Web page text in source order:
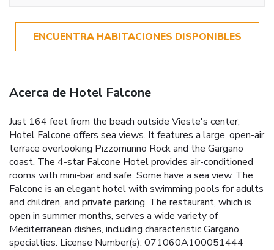
ENCUENTRA HABITACIONES DISPONIBLES
Acerca de Hotel Falcone
Just 164 feet from the beach outside Vieste's center,
Hotel Falcone offers sea views. It features a large, open-air
terrace overlooking Pizzomunno Rock and the Gargano
coast. The 4-star Falcone Hotel provides air-conditioned
rooms with mini-bar and safe. Some have a sea view. The
Falcone is an elegant hotel with swimming pools for adults
and children, and private parking. The restaurant, which is
open in summer months, serves a wide variety of
Mediterranean dishes, including characteristic Gargano
specialties. License Number(s): 071060A100051444